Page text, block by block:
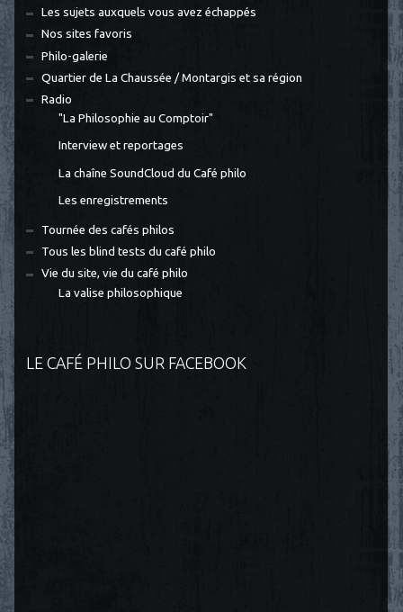
Les sujets auxquels vous avez échappés
Nos sites favoris
Philo-galerie
Quartier de La Chaussée / Montargis et sa région
Radio
"La Philosophie au Comptoir"
Interview et reportages
La chaîne SoundCloud du Café philo
Les enregistrements
Tournée des cafés philos
Tous les blind tests du café philo
Vie du site, vie du café philo
La valise philosophique
LE CAFÉ PHILO SUR FACEBOOK